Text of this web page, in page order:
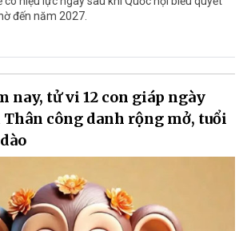
đến năm 2027.
nay, tử vi 12 con giáp ngày
Thân công danh rộng mở, tuổi